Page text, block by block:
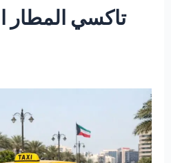
تاكسي المطار